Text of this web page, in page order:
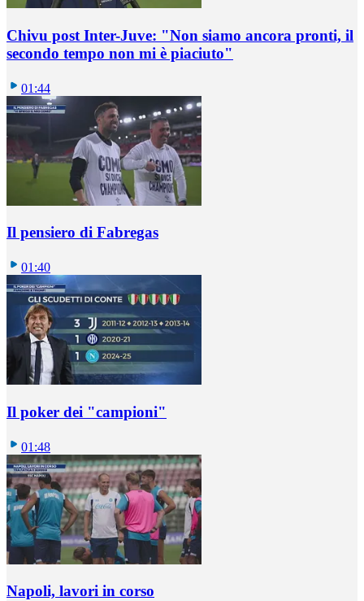
Chivu post Inter-Juve: "Non siamo ancora pronti, il
secondo tempo non mi è piaciuto"
01:44
Il pensiero di Fabregas
01:40
Il poker dei "campioni"
01:48
Napoli, lavori in corso